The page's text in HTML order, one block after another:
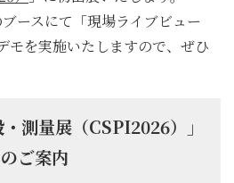
ースにて「現場ライブビュー
を実施いたしますので、ぜひ
・測量展（CSPI2026）」
のご案内